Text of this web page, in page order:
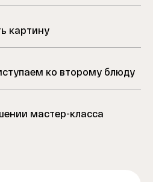
картину
ко второму блюду
мастер-класса